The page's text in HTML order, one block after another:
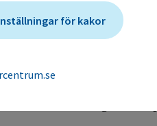
misstänkt
kirurgisk eller
rekommenderas att
primärkirurgi inte
behandling inte
för kakor